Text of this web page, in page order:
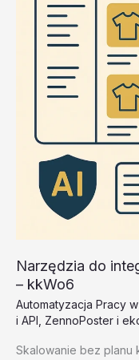
Narzędzia do
– kkWo6
Automatyzacja Pracy
i API ZennoPoster i
Skalowanie bez planu